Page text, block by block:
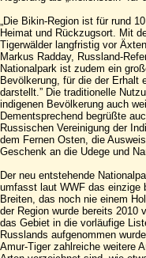
„Die Bikin-Region ist für rund
Heimat und Rückzugsort. Mit
Tigerwälder langfristig vor
Markus Radday, Russland-
Nationalpark ist zudem ein
Bevölkerung, für die der Erhalt
darstellt.” Die traditionelle
indigenen Bevölkerung auch
Dementsprechend begrüßte
Russischen Vereinigung der
dem Fernen Osten, die
Geschenk an die Udege und
Der neu entstehende
umfasst laut WWF das einzige
Breiten, das noch nie einem
der Region wurde bereits 2010
das Gebiet in die vorläufige
Russlands aufgenommen
Amur-Tiger zahlreiche weitere